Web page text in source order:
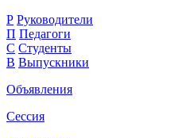
Р Руководители
П Педагоги
С Студенты
В Выпускники
Объявления
Сессия